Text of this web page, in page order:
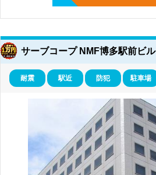
サーブコープ NMF博多駅前ビル
耐震 駅近 防犯 駐車場